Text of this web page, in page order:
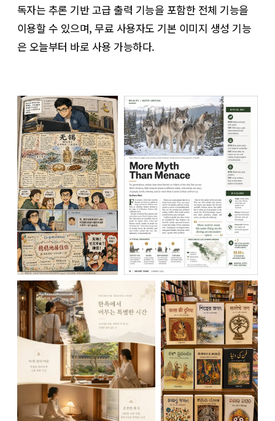
독자는 추론 기반 고급 출력 기능을 포함한 전체 기능을
이용할 수 있으며, 무료 사용자도 기본 이미지 생성 기능
은 오늘부터 바로 사용 가능하다.